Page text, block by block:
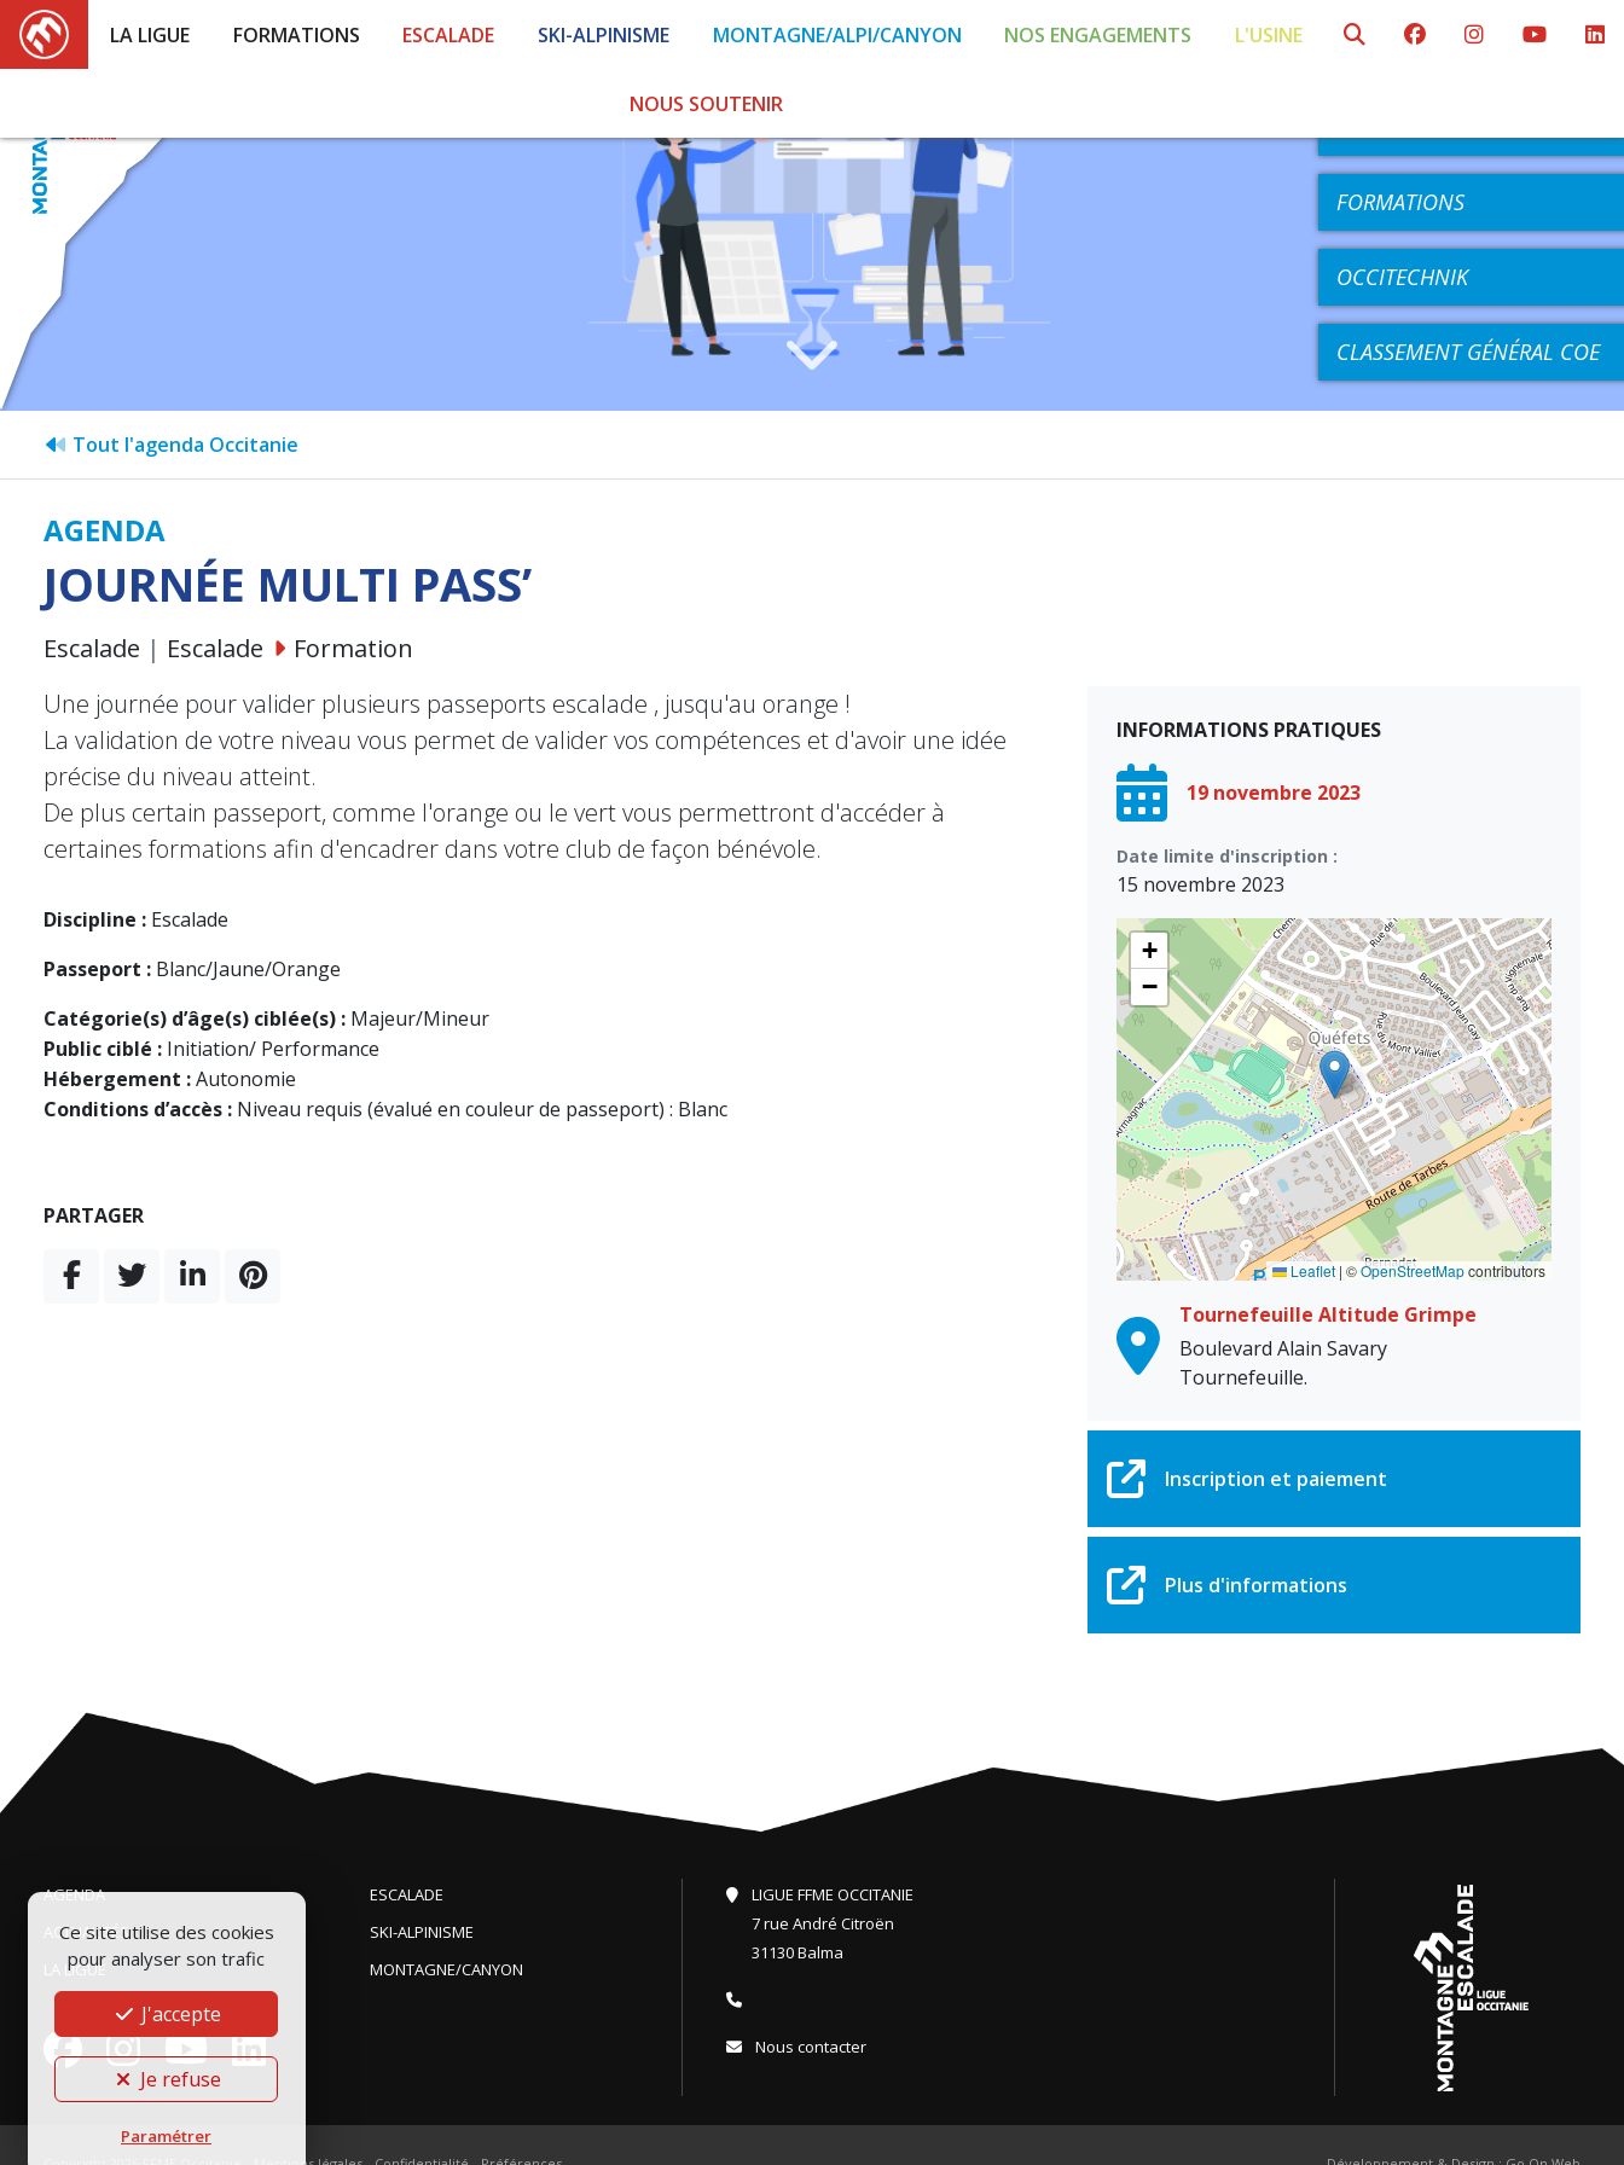
LA LIGUE FORMATIONS ESCALADE SKI-ALPINISME MONTAGNE/ALPI/CANYON NOS ENGAGEMENTS L'USINE
NOUS SOUTENIR
AGENDA
FORMATIONS
OCCITECHNIK
CLASSEMENT GÉNÉRAL COE
Tout l'agenda Occitanie
AGENDA
JOURNÉE MULTI PASS’
Escalade | Escalade
Formation
Une journée pour valider plusieurs passeports escalade , jusqu'au orange !
La validation de votre niveau vous permet de valider vos compétences et d'avoir une idée
précise du niveau atteint.
De plus certain passeport, comme l'orange ou le vert vous permettront d'accéder à
certaines formations afin d'encadrer dans votre club de façon bénévole.
Discipline : Escalade
Passeport : Blanc/Jaune/Orange
Catégorie(s) d’âge(s) ciblée(s) : Majeur/Mineur
Public ciblé : Initiation/ Performance
Hébergement :Autonomie
Conditions d’accès : Niveau requis (évalué en couleur de passeport) : Blanc
PARTAGER
INFORMATIONS PRATIQUES
19 novembre 2023
Date limite d'inscription :
15 novembre 2023
+
−
Leaflet | ©OpenStreetMapcontributors
Tournefeuille Altitude Grimpe
Boulevard Alain Savary
Tournefeuille.
Inscription et paiement
Plus d'informations
AGENDA
ACTUALITÉS
LA LIGUE
ESCALADE
SKI-ALPINISME
MONTAGNE/CANYON
LIGUE FFME OCCITANIE
7 rue André Citroën
31130 Balma
Nous contacter
Ce site utilise des cookies
pour analyser son trafic
J'accepte
Je refuse
Paramétrer